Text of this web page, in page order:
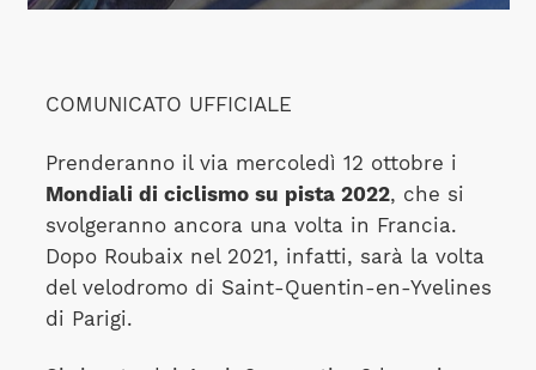
COMUNICATO UFFICIALE
Prenderanno il via mercoledì 12 ottobre i
Mondiali di ciclismo su pista 2022, che si
svolgeranno ancora una volta in Francia.
Dopo Roubaix nel 2021, infatti, sarà la volta
del velodromo di Saint-Quentin-en-Yvelines
di Parigi.